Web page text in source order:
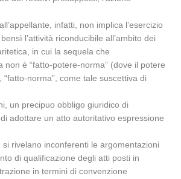
infatti, non implica l’esercizio
l’attività riconducibile all’ambito dei
in cui la sequela che
non è “fatto-potere-norma” (dove il potere
norma”, come tale suscettiva di
un precipuo obbligo giuridico di
adottare un atto autoritativo espressione
rivelano inconferenti le argomentazioni
di qualificazione degli atti posti in
in termini di convenzione